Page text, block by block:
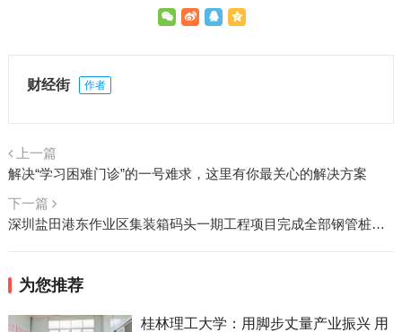
财经街 作者
上一篇
解决“学习困难门诊”的一号难求，这里有你最关心的解决方案
下一篇
深圳盐田港东作业区集装箱码头一期工程项目完成全部钢管桩施打作业
为您推荐
桂林理工大学：用脚步丈量产业振兴 用